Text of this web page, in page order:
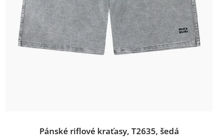
Pánské riflové kraťasy, T2635, šedá